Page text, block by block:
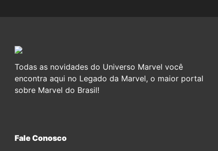
Todas as novidades do Universo Marvel você
encontra aqui no Legado da Marvel, o maior portal
sobre Marvel do Brasil!
Fale Conosco